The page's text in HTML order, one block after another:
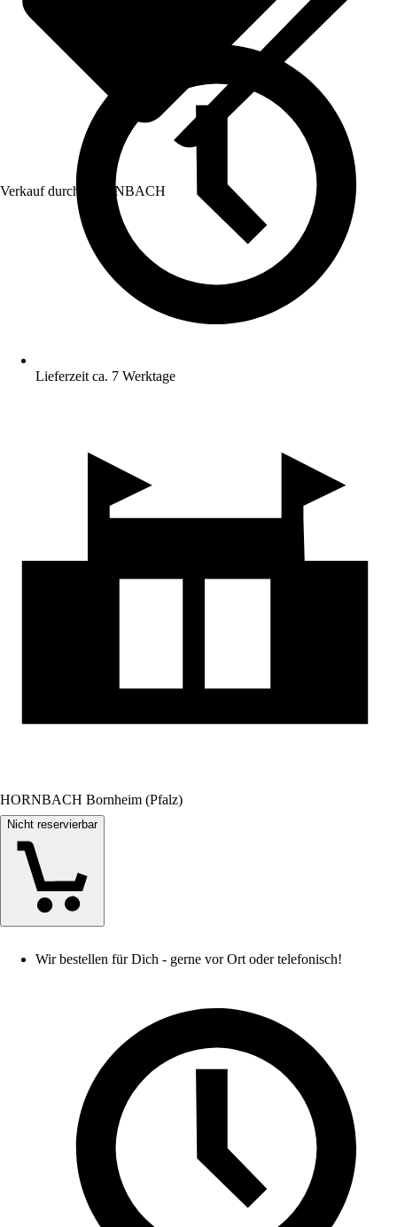
Verkauf durch: HORNBACH
Lieferzeit ca. 7 Werktage
HORNBACH Bornheim (Pfalz)
Nicht reservierbar
Wir bestellen für Dich - gerne vor Ort oder telefonisch!